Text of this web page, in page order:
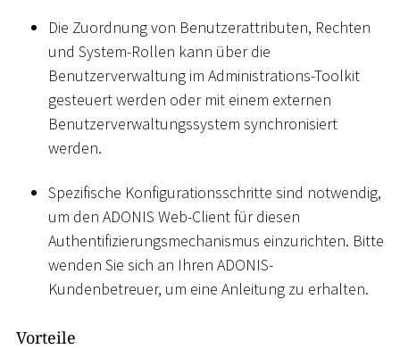
Die Zuordnung von Benutzerattributen, Rechten
und System-Rollen kann über die
Benutzerverwaltung im Administrations-Toolkit
gesteuert werden oder mit einem externen
Benutzerverwaltungssystem synchronisiert
werden.
Spezifische Konfigurationsschritte sind notwendig,
um den ADONIS Web-Client für diesen
Authentifizierungsmechanismus einzurichten. Bitte
wenden Sie sich an Ihren ADONIS-
Kundenbetreuer, um eine Anleitung zu erhalten.
Vorteile